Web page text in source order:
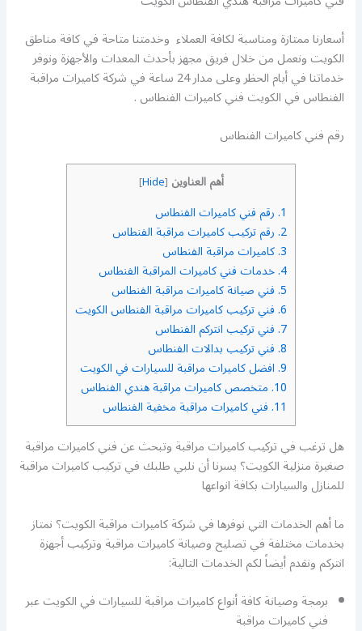
أسعارنا ممتازة ومناسبة لكافة العملاء وخدمتنا متاحة في كافة مناطق
الكويت ونعمل من خلال فريق مجهز بأحدث المعدات والأجهزة ونوفر
خدماتنا في أيام الحظر وعلى مدار 24 ساعة في شركة كاميرات مراقبة
الفنطاس في الكويت فني كاميرات الفنطاس .
رقم فني كاميرات الفنطاس
أهم العناوين [
Hide
]
1. رقم فني كاميرات الفنطاس
2. رقم تركيب كاميرات مراقبة الفنطاس
3. كاميرات مراقبة الفنطاس
4. خدمات فني كاميرات المراقبة الفنطاس
5. فني صيانة كاميرات مراقبة الفنطاس
6. فني تركيب كاميرات مراقبة الفنطاس الكويت
7. فني تركيب انتركم الفنطاس
8. فني تركيب بدالات الفنطاس
9. افضل كاميرات مراقبة للسيارات في الكويت
10. متخصص كاميرات مراقبة هندي الفنطاس
11. فني كاميرات مراقبة مخفية الفنطاس
هل ترغب في تركيب كاميرات مراقبة وتبحث عن فني كاميرات مراقبة
صغيرة منزلية الكويت؟ يسرنا أن نلبي طلبك في تركيب كاميرات مراقبة
للمنازل والسيارات بكافة انواعها
ما أهم الخدمات التي نوفرها في شركة كاميرات مراقبة الكويت؟ نمتاز
بخدمات مختلفة في تصليح وصيانة كاميرات مراقبة وتركيب أجهزة
انتركم ونقدم أيضاً لكم الخدمات التالية:
برمجة وصيانة كافة أنواع كاميرات مراقبة للسيارات في الكويت عبر
فني كاميرات مراقبة